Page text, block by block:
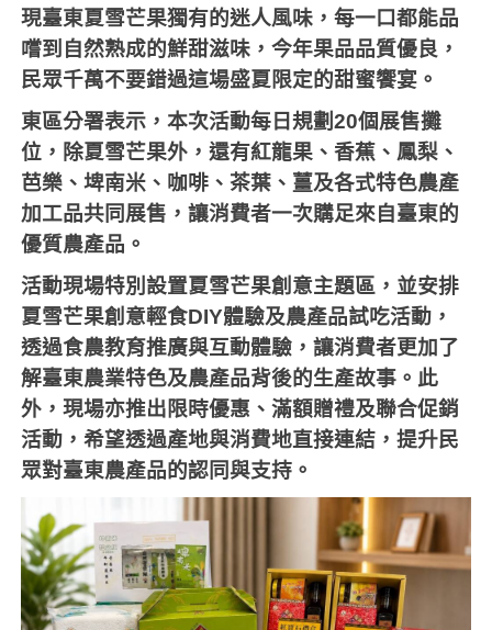
現臺東夏雪芒果獨有的迷人風味，每一口都能品
嚐到自然熟成的鮮甜滋味，今年果品品質優良，
民眾千萬不要錯過這場盛夏限定的甜蜜饗宴。
東區分署表示，本次活動每日規劃20個展售攤
位，除夏雪芒果外，還有紅龍果、香蕉、鳳梨、
芭樂、埤南米、咖啡、茶葉、薑及各式特色農產
加工品共同展售，讓消費者一次購足來自臺東的
優質農產品。
活動現場特別設置夏雪芒果創意主題區，並安排
夏雪芒果創意輕食DIY體驗及農產品試吃活動，
透過食農教育推廣與互動體驗，讓消費者更加了
解臺東農業特色及農產品背後的生產故事。此
外，現場亦推出限時優惠、滿額贈禮及聯合促銷
活動，希望透過產地與消費地直接連結，提升民
眾對臺東農產品的認同與支持。